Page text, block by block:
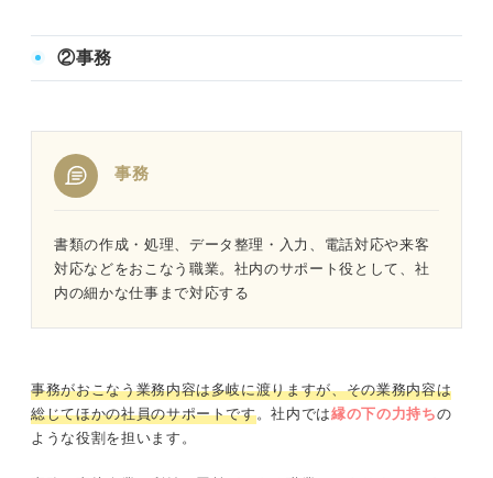
②事務
事務
書類の作成・処理、データ整理・入力、電話対応や来客
対応などをおこなう職業。社内のサポート役として、社
内の細かな仕事まで対応する
事務がおこなう業務内容は多岐に渡りますが、その業務内容は
総じてほかの社員のサポートです。社内では縁の下の力持ちの
ような役割を担います。